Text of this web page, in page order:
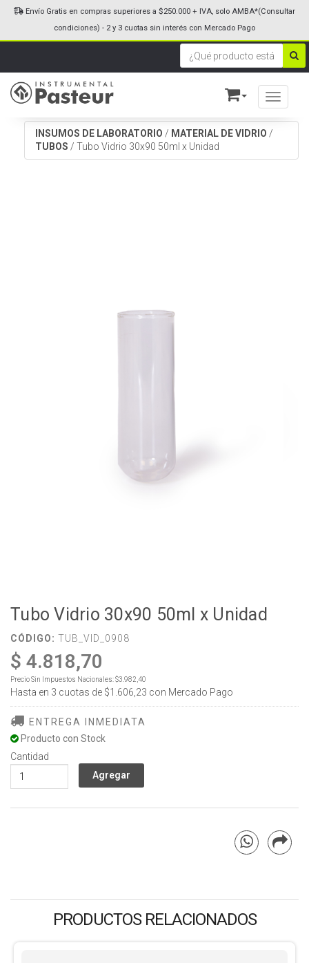
Toggle
Envío Gratis en compras superiores a $250.000 + IVA, solo AMBA*(Consultar
condiciones) - 2 y 3 cuotas sin interés con Mercado Pago
INSUMOS DE LABORATORIO / MATERIAL DE VIDRIO /
TUBOS / Tubo Vidrio 30x90 50ml x Unidad
Tubo Vidrio 30x90 50ml x Unidad
CÓDIGO: TUB_VID_0908
$ 4.818,70
Precio Sin Impuestos Nacionales:$3.982,40
Hasta en 3 cuotas de $1.606,23 con Mercado Pago
ENTREGA INMEDIATA
Producto con Stock
Cantidad
PRODUCTOS RELACIONADOS